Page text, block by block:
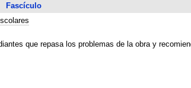
Fascículo
que repasa los problemas de la obra y